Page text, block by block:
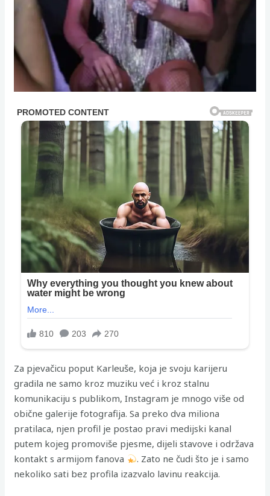
Za pjevačicu poput Karleuše, koja je svoju karijeru
gradila ne samo kroz muziku već i kroz stalnu
komunikaciju s publikom, Instagram je mnogo više od
obične galerije fotografija. Sa preko dva miliona
pratilaca, njen profil je postao pravi medijski kanal
putem kojeg promoviše pjesme, dijeli stavove i održava
kontakt s armijom fanova
. Zato ne čudi što je i samo
nekoliko sati bez profila izazvalo lavinu reakcija.